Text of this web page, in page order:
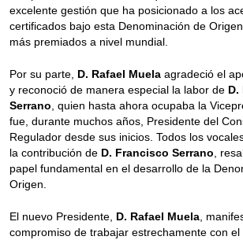
excelente gestión que ha posicionado a los
certificados bajo esta Denominación de
más premiados a nivel mundial.
Por su parte, D. Rafael Muela agradeció el
y reconoció de manera especial la labor de D.
Serrano , quien hasta ahora ocupaba la
fue, durante muchos años, Presidente del
Regulador desde sus inicios. Todos los
la contribución de D. Francisco Serrano ,
papel fundamental en el desarrollo de la
Origen.
El nuevo Presidente, D. Rafael Muela ,
compromiso de trabajar estrechamente con el